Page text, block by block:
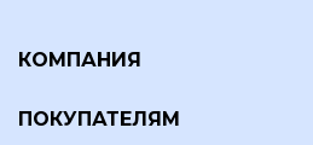
КОМПАНИЯ
ПОКУПАТЕЛЯМ